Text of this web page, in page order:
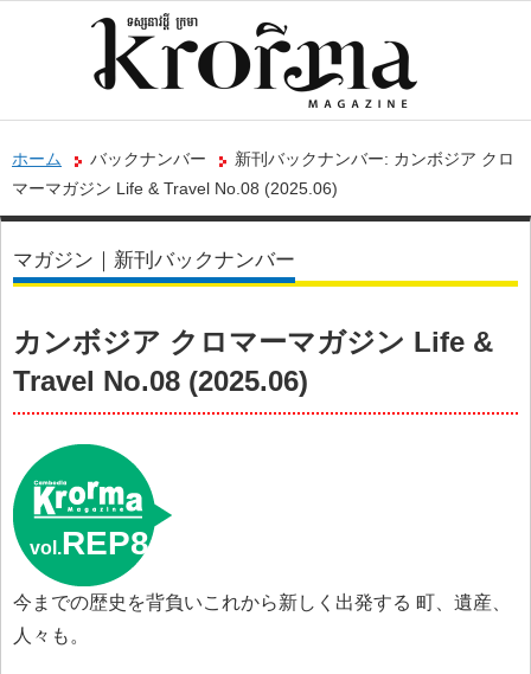
ホーム バックナンバー
新刊バックナンバー: カンボジア クロ
マーマガジン Life & Travel No.08 (2025.06)
マガジン｜新刊バックナンバー
カンボジア クロマーマガジン Life &
Travel No.08 (2025.06)
vol.REP8
今までの歴史を背負いこれから新しく出発する 町、遺産、
人々も。